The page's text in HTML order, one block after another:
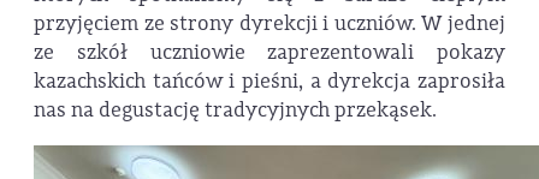
przyjęciem ze strony dyrekcji i uczniów. W jednej
ze szkół uczniowie zaprezentowali pokazy
kazachskich tańców i pieśni, a dyrekcja zaprosiła
nas na degustację tradycyjnych przekąsek.